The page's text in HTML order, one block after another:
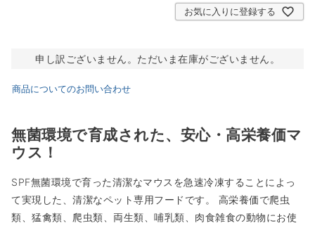
お気に入りに登録する
申し訳ございません。ただいま在庫がございません。
商品についてのお問い合わせ
無菌環境で育成された、安心・高栄養価マ
ウス！
SPF無菌環境で育った清潔なマウスを急速冷凍することによっ
て実現した、清潔なペット専用フードです。 高栄養価で爬虫
類、猛禽類、爬虫類、両生類、哺乳類、肉食雑食の動物にお使